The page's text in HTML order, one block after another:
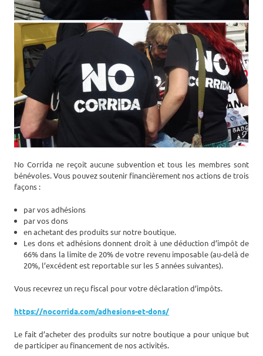
No Corrida ne reçoit aucune subvention et tous les membres sont
bénévoles. Vous pouvez soutenir financièrement nos actions de trois
façons :
par vos adhésions
par vos dons
en achetant des produits sur notre boutique.
Les dons et adhésions donnent droit à une déduction d’impôt de
66% dans la limite de 20% de votre revenu imposable (au-delà de
20%, l’excédent est reportable sur les 5 années suivantes).
Vous recevrez un reçu fiscal pour votre déclaration d’impôts.
https://nocorrida.com/adhesions-et-dons/
Le fait d’acheter des produits sur notre boutique a pour unique but
de participer au financement de nos activités.